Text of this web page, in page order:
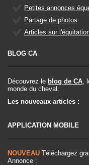
Petites annonces
Partage de photos
Articles sur
BLOG CA
Découvrez le blog de CA
monde du cheval.
Les nouveaux articles :
APPLICATION MOBILE
NOUVEAU Téléchargez
Annonce :